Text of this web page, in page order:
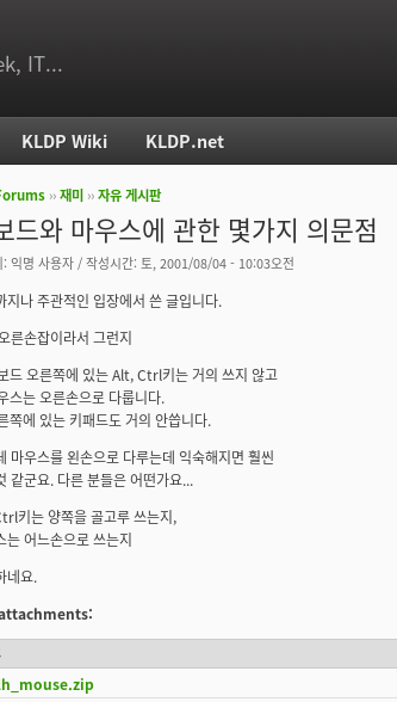
IT...
위치
››재미 ››자유 게시판
드와 마우스에 관한 몇가지 의문점
: 익명 사용자 / 작성시간: 토, 2001/08/04 - 10:03오전
지나 주관적인 입장에서 쓴 글입니다.
른손잡이라서 그런지
드 오른쪽에 있는 Alt, Ctrl키는 거의 쓰지 않고
스는 오른손으로 다룹니다.
쪽에 있는 키패드도 거의 안씁니다.
마우스를 왼손으로 다루는데 익숙해지면 훨씬
같군요. 다른 분들은 어떤가요...
키는 양쪽을 골고루 쓰는지,
는 어느손으로 쓰는지
네요.
KLDP Wiki KLDP.net